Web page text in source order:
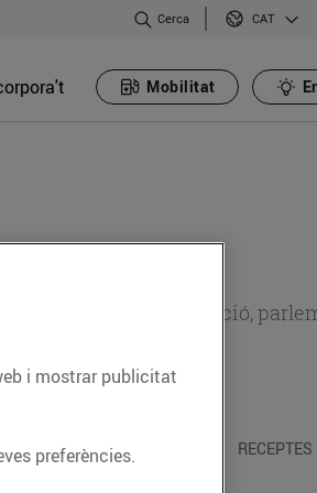
Cerca CAT
Mobilitat
sobre alimentació,
GASTRONOMIA I TRADICIONS RECEPTES
i mostrar publicitat
preferències.